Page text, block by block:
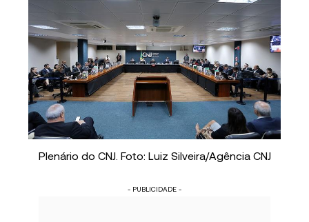
Plenário do CNJ. Foto: Luiz Silveira/Agência CNJ
- PUBLICIDADE -